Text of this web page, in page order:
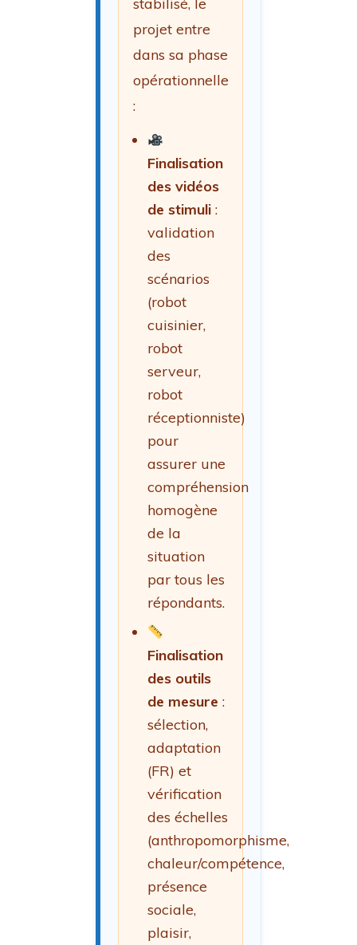
stabilisé, le
projet entre
dans sa phase
opérationnelle
:
Finalisation
des vidéos
de stimuli :
validation
des
scénarios
(robot
cuisinier,
robot
serveur,
robot
réceptionniste)
pour
assurer une
compréhension
homogène
de la
situation
par tous les
répondants.
Finalisation
des outils
de mesure :
sélection,
adaptation
(FR) et
vérification
des échelles
(anthropomorphisme,
chaleur/compétence,
présence
sociale,
plaisir,